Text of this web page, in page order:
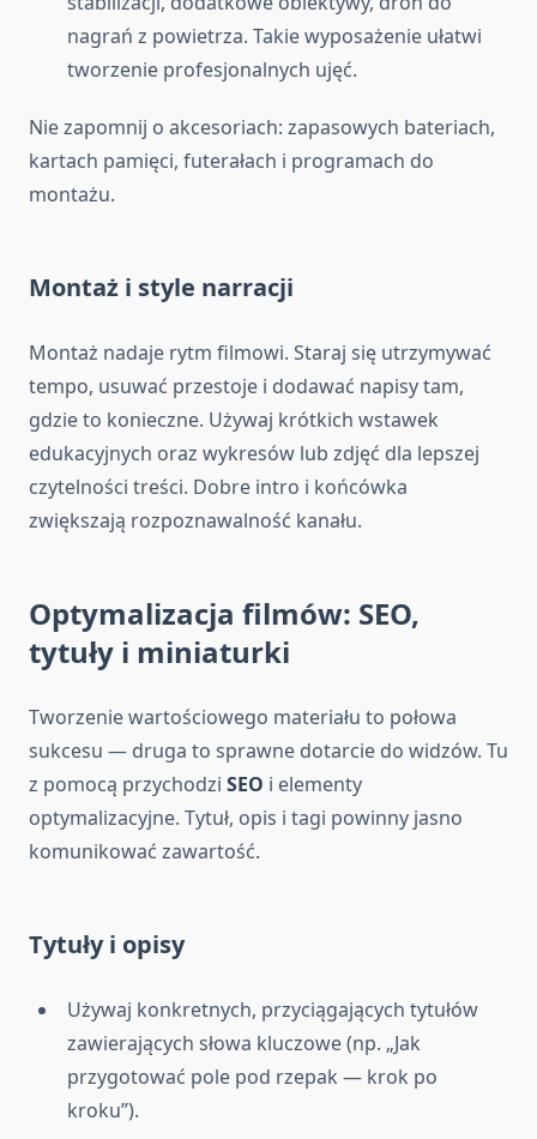
nagrań z powietrza. Takie wyposażenie ułatwi
tworzenie profesjonalnych ujęć.
Nie zapomnij o akcesoriach: zapasowych bateriach,
kartach pamięci, futerałach i programach do
montażu.
Montaż i style narracji
Montaż nadaje rytm filmowi. Staraj się utrzymywać
tempo, usuwać przestoje i dodawać napisy tam,
gdzie to konieczne. Używaj krótkich wstawek
edukacyjnych oraz wykresów lub zdjęć dla lepszej
czytelności treści. Dobre intro i końcówka
zwiększają rozpoznawalność kanału.
Optymalizacja filmów: SEO,
tytuły i miniaturki
Tworzenie wartościowego materiału to połowa
sukcesu — druga to sprawne dotarcie do widzów. Tu
z pomocą przychodzi SEO i elementy
optymalizacyjne. Tytuł, opis i tagi powinny jasno
komunikować zawartość.
Tytuły i opisy
Używaj konkretnych, przyciągających tytułów
zawierających słowa kluczowe (np. „Jak
przygotować pole pod rzepak — krok po
kroku”).